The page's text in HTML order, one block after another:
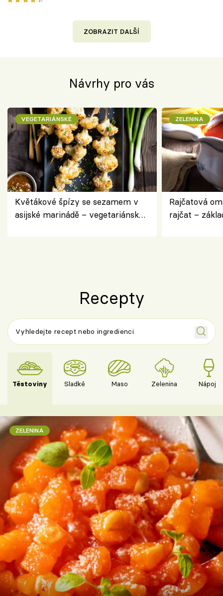
ZOBRAZIT DALŠÍ
Návrhy pro vás
VEGETARIÁNSKÉ
Květákové špízy se sezamem v
asijské marinádě – vegetariánská
ZELENINA
Rajčatová
rajčat –
Recepty
Těstoviny Sladké Maso Zelenina Nápoje
ZELENINA